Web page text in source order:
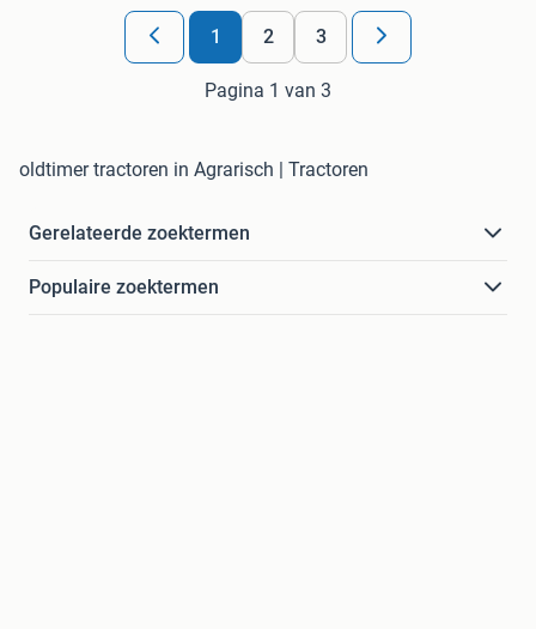
1 2 3
Pagina 1 van 3
oldtimer tractoren in Agrarisch | Tractoren
Gerelateerde zoektermen
Populaire zoektermen